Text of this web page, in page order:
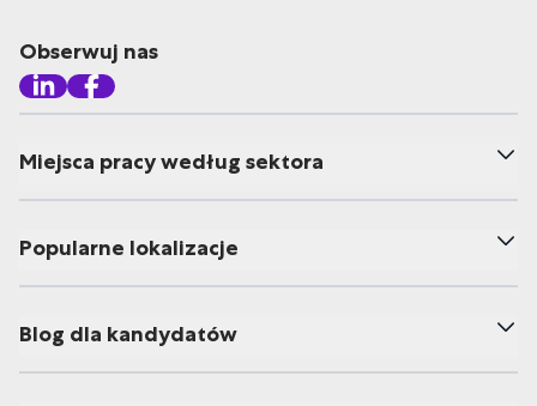
Obserwuj nas
Miejsca pracy według sektora
Popularne lokalizacje
Blog dla kandydatów